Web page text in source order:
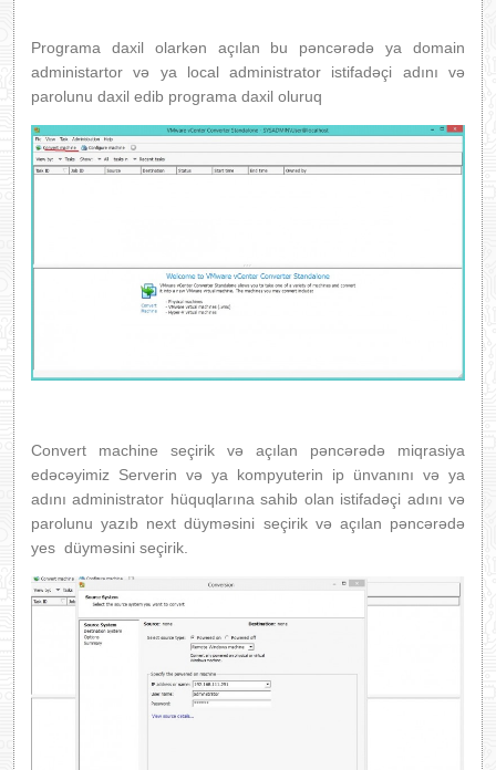
Programa daxil olarkən açılan bu pəncərədə ya domain
administartor və ya local administrator istifadəçi adını və
parolunu daxil edib programa daxil oluruq
Convert machine seçirik və açılan pəncərədə miqrasiya
edəcəyimiz Serverin və ya kompyuterin ip ünvanını və ya
adını administrator hüquqlarına sahib olan istifadəçi adını və
parolunu yazıb next düyməsini seçirik və açılan pəncərədə
yes düyməsini seçirik.